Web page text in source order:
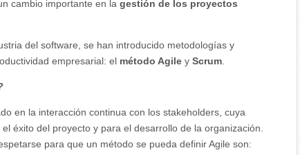
cambio importante en la gestión de los proyectos
del software, se han introducido metodologías y
empresarial: el método Agile y Scrum
en la interacción continua con los stakeholders, cuya
éxito del proyecto y para el desarrollo de la organización.
para que un método se pueda definir Agile son: